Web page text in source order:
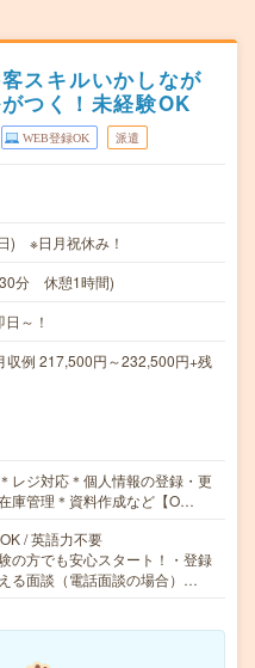
スキルいかしなが
つく！未経験OK
WEB登録OK 派遣
) ※日月祝休み！
分 休憩1時間)
～！
例 217,500円～232,500円+残
レジ対応＊個人情報の登録・更
庫管理＊資料作成など【O…
/ 英語力不要
の方でも安心スタート！・登録
る面談（電話面談の場合）…